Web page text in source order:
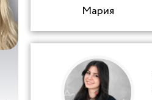
Мария